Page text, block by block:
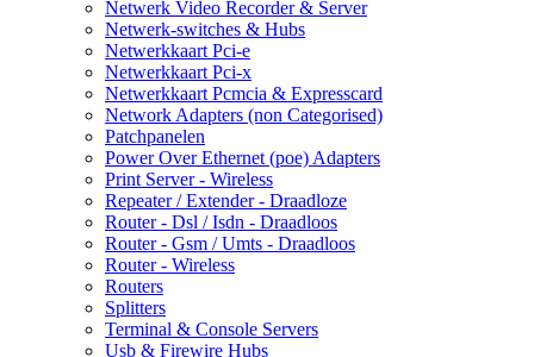
Netwerk Video Recorder & Server
Netwerk-switches & Hubs
Netwerkkaart Pci-e
Netwerkkaart Pci-x
Netwerkkaart Pcmcia & Expresscard
Network Adapters (non Categorised)
Patchpanelen
Power Over Ethernet (poe) Adapters
Print Server - Wireless
Repeater / Extender - Draadloze
Router - Dsl / Isdn - Draadloos
Router - Gsm / Umts - Draadloos
Router - Wireless
Routers
Splitters
Terminal & Console Servers
Usb & Firewire Hubs